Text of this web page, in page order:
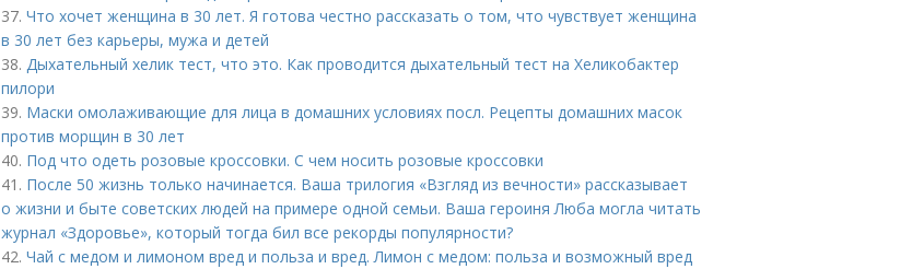
37. Что хочет женщина в 30 лет. Я готова честно рассказать о том, что чувствует женщина
в 30 лет без карьеры, мужа и детей
38. Дыхательный хелик тест, что это. Как проводится дыхательный тест на Хеликобактер
пилори
39. Маски омолаживающие для лица в домашних условиях посл. Рецепты домашних масок
против морщин в 30 лет
40. Под что одеть розовые кроссовки. С чем носить розовые кроссовки
41. После 50 жизнь только начинается. Ваша трилогия «Взгляд из вечности» рассказывает
о жизни и быте советских людей на примере одной семьи. Ваша героиня Люба могла читать
журнал «Здоровье», который тогда бил все рекорды популярности?
42. Чай с медом и лимоном вред и польза и вред. Лимон с медом: польза и возможный вред